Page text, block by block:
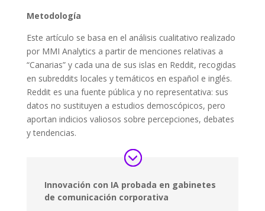
Metodología
Este artículo se basa en el análisis cualitativo realizado
por MMI Analytics a partir de menciones relativas a
“Canarias” y cada una de sus islas en Reddit, recogidas
en subreddits locales y temáticos en español e inglés.
Reddit es una fuente pública y no representativa: sus
datos no sustituyen a estudios demoscópicos, pero
aportan indicios valiosos sobre percepciones, debates
y tendencias.
Innovación con IA probada en gabinetes
de comunicación corporativa